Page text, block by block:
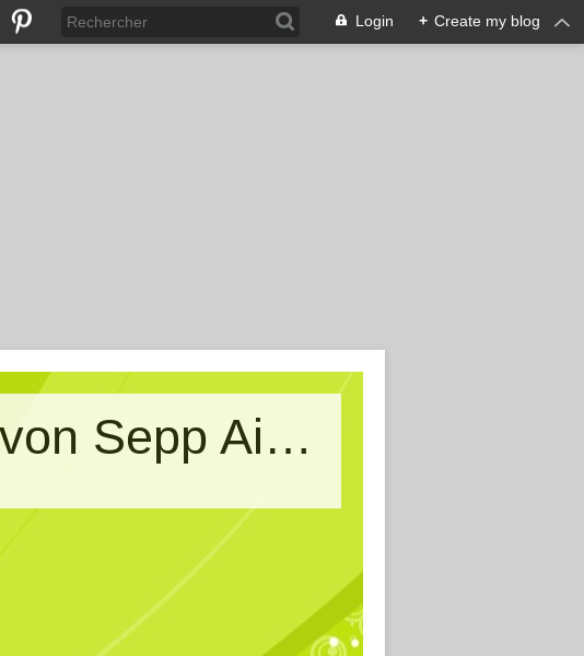
Login + Create my blog
Kritische Massen - Ein Blog von Sepp Aigner